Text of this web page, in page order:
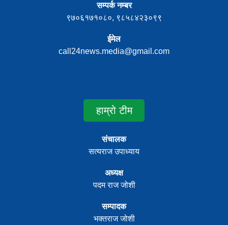
सम्पर्क नम्बर
९७०६१७१०८०, ९८५८४२३०९९
ईमेल
call24news.media@gmail.com
हाम्रो टीम
संचालक
सत्यराज उपाध्याय
अध्यक्ष
पदम राज जोशी
सम्पादक
भक्तराज जोशी